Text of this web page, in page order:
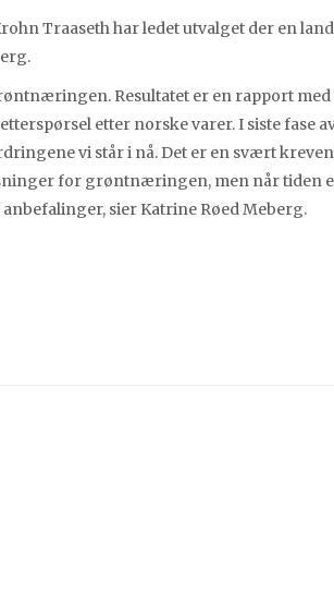
Traaseth har ledet utvalget der en
Resultatet er en rapport
etter norske varer. I siste fase
vi står i nå. Det er en svært
for grøntnæringen, men når tiden
sier Katrine Røed Meberg.